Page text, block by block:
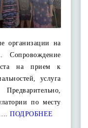
организации на
Сопровождение
на прием к
услуга
по месту
ПОДРОБНЕЕ